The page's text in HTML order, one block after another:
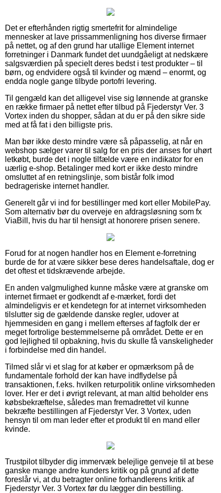
Det er efterhånden rigtig smertefrit for almindelige
mennesker at lave prissammenligning hos diverse firmaer
på nettet, og af den grund har utallige Element internet
forretninger i Danmark fundet det uundgåeligt at nedskære
salgsværdien på specielt deres bedst i test produkter – til
børn, og endvidere også til kvinder og mænd – enormt, og
endda nogle gange tilbyde portofri levering.
Til gengæld kan det alligevel vise sig lønnende at granske
en række firmaer på nettet efter tilbud på Fjederstyr Ver. 3
Vortex inden du shopper, sådan at du er på den sikre side
med at få fat i den billigste pris.
Man bør ikke desto mindre være så påpasselig, at når en
webshop sælger varer til salg for en pris der anses for uhørt
letkøbt, burde det i nogle tilfælde være en indikator for en
uærlig e-shop. Betalinger med kort er ikke desto mindre
omsluttet af en retningslinje, som bistår folk imod
bedrageriske internet handler.
Generelt går vi ind for bestillinger med kort eller MobilePay.
Som alternativ bør du overveje en afdragsløsning som fx
ViaBill, hvis du har til hensigt at honorere prisen senere.
Forud for at nogen handler hos en Element e-forretning
burde de for at være sikker bese deres handelsaftale, dog er
det oftest et tidskrævende arbejde.
En anden valgmulighed kunne måske være at granske om
internet firmaet er godkendt af e-mærket, fordi det
almindeligvis er et kendetegn for at internet virksomheden
tilslutter sig de gældende danske regler, udover at
hjemmesiden en gang i mellem efterses af fagfolk der er
meget fortrolige bestemmelserne på området. Dette er en
god lejlighed til opbakning, hvis du skulle få vanskeligheder
i forbindelse med din handel.
Tilmed slår vi et slag for at køber er opmærksom på de
fundamentale forhold der kan have indflydelse på
transaktionen, f.eks. hvilken returpolitik online virksomheden
lover. Her er det i øvrigt relevant, at man altid beholder ens
købsbekræftelse, således man fremadrettet vil kunne
bekræfte bestillingen af Fjederstyr Ver. 3 Vortex, uden
hensyn til om man leder efter et produkt til en mand eller
kvinde.
Trustpilot tilbyder dig immervæk belejlige genveje til at bese
ganske mange andre kunders kritik og på grund af dette
foreslår vi, at du betragter online forhandlerens kritik af
Fjederstyr Ver. 3 Vortex før du lægger din bestilling.